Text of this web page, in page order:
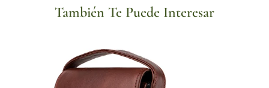
También Te Puede Interesar